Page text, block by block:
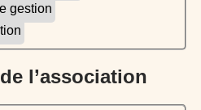
gestion
de l’association